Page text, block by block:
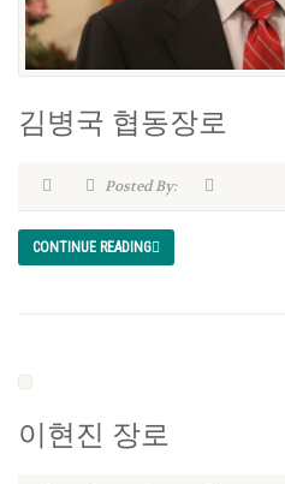
김병국 협동장로
Posted By:
CONTINUE READING
이현진 장로